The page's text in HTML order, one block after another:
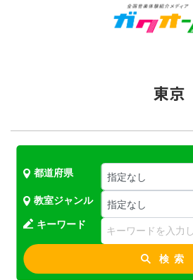
東京
都道府県
教室ジャンル
キーワード
検索